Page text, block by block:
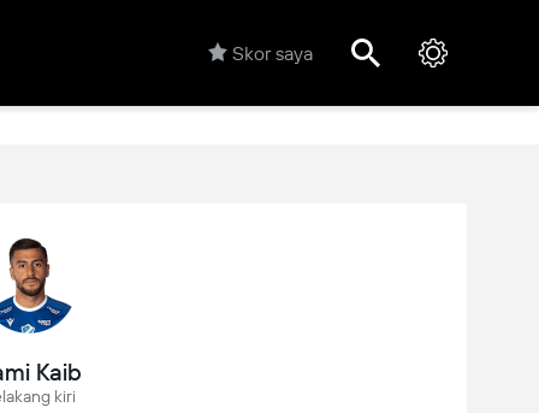
Skor saya
Kaib
kiri